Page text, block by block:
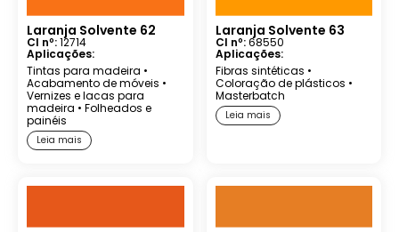
Laranja Solvente 62
CI nº:12714
Aplicações:
Tintas para madeira •
Acabamento de móveis •
Vernizes e lacas para
madeira • Folheados e
painéis
Leia mais
Laranja Solvente 63
CI nº:68550
Aplicações:
Fibras sintéticas •
Coloração de plásticos •
Masterbatch
Leia mais